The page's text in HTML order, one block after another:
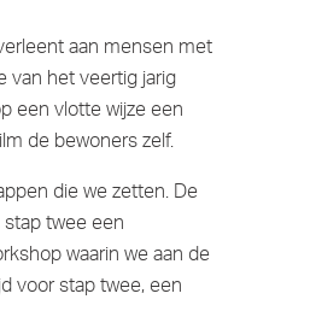
aan mensen met
van het veertig jarig
een vlotte wijze een
de bewoners zelf.
die we zetten. De
twee een
waarin we aan de
voor stap twee, een